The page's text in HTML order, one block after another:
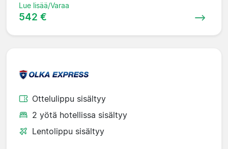
Lue lisää/Varaa
542 €
Ottelulippu sisältyy
2 yötä hotellissa sisältyy
Lentolippu sisältyy